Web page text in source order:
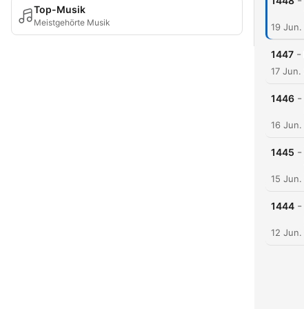
Top-Musik
Meistgehörte Musik 19
1447 -
17
1446 -
16
1445 -
15
1444 -
12